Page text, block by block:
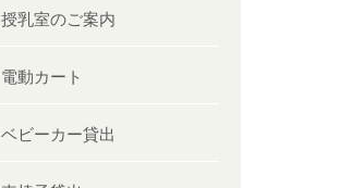
授乳室のご案内
電動カート
ベビーカー貸出